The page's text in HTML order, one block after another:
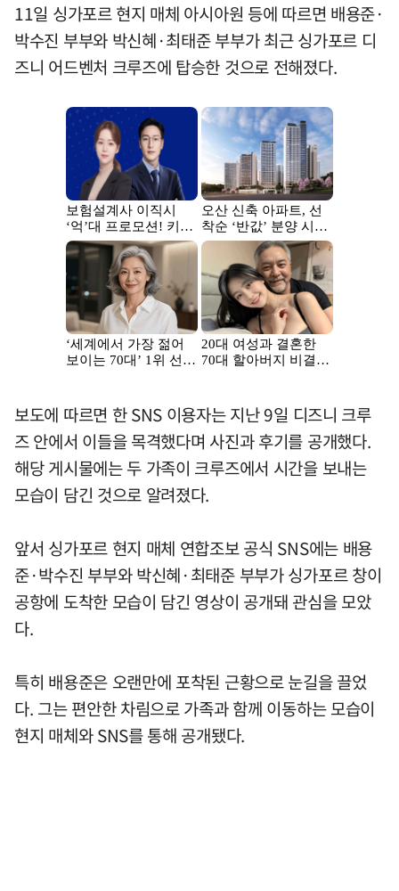
11일 싱가포르 현지 매체 아시아원 등에 따르면 배용준·
박수진 부부와 박신혜·최태준 부부가 최근 싱가포르 디
즈니 어드벤처 크루즈에 탑승한 것으로 전해졌다.
보도에 따르면 한 SNS 이용자는 지난 9일 디즈니 크루
즈 안에서 이들을 목격했다며 사진과 후기를 공개했다.
해당 게시물에는 두 가족이 크루즈에서 시간을 보내는
모습이 담긴 것으로 알려졌다.
앞서 싱가포르 현지 매체 연합조보 공식 SNS에는 배용
준·박수진 부부와 박신혜·최태준 부부가 싱가포르 창이
공항에 도착한 모습이 담긴 영상이 공개돼 관심을 모았
다.
특히 배용준은 오랜만에 포착된 근황으로 눈길을 끌었
다. 그는 편안한 차림으로 가족과 함께 이동하는 모습이
현지 매체와 SNS를 통해 공개됐다.